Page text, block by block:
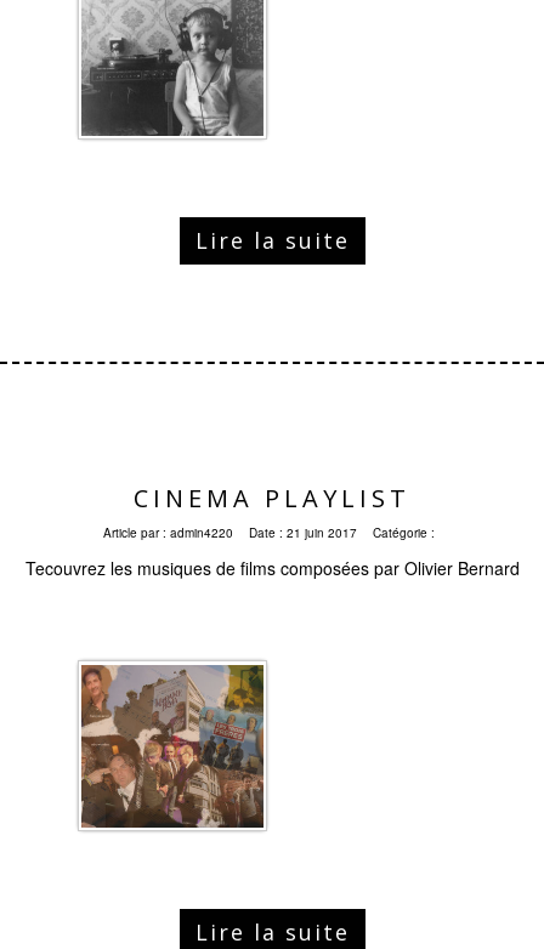
Lire la suite
CINEMA PLAYLIST
Article par : admin4220 Date : 21 juin 2017 Catégorie :
Tecouvrez les musiques de films composées par Olivier Bernard
Lire la suite